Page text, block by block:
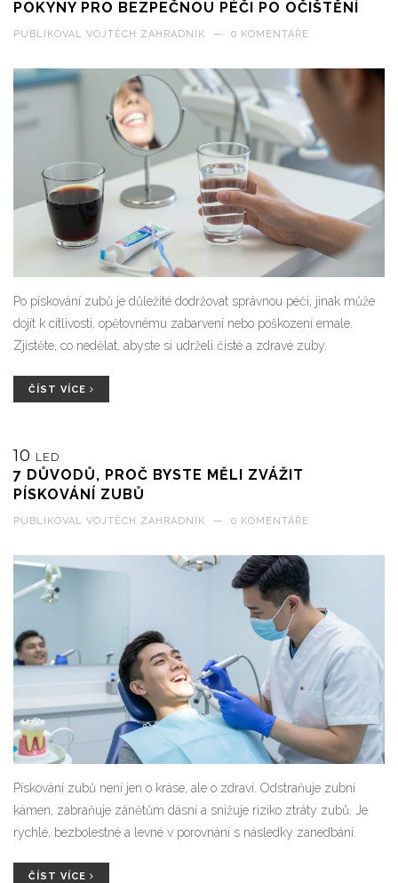
POKYNY PRO BEZPEČNOU PÉČI PO OČIŠTĚNÍ
PUBLIKOVAL VOJTĚCH ZAHRADNÍK — 0 KOMENTÁŘE
Po pískování zubů je důležité dodržovat správnou péči, jinak může
dojít k citlivosti, opětovnému zabarvení nebo poškození emale.
Zjistěte, co nedělat, abyste si udrželi čisté a zdravé zuby.
ČÍST VÍCE
10 LED
7 DŮVODŮ, PROČ BYSTE MĚLI ZVÁŽIT
PÍSKOVÁNÍ ZUBŮ
PUBLIKOVAL VOJTĚCH ZAHRADNÍK — 0 KOMENTÁŘE
Pískování zubů není jen o kráse, ale o zdraví. Odstraňuje zubní
kámen, zabraňuje zánětům dásní a snižuje riziko ztráty zubů. Je
rychlé, bezbolestné a levné v porovnání s následky zanedbání.
ČÍST VÍCE